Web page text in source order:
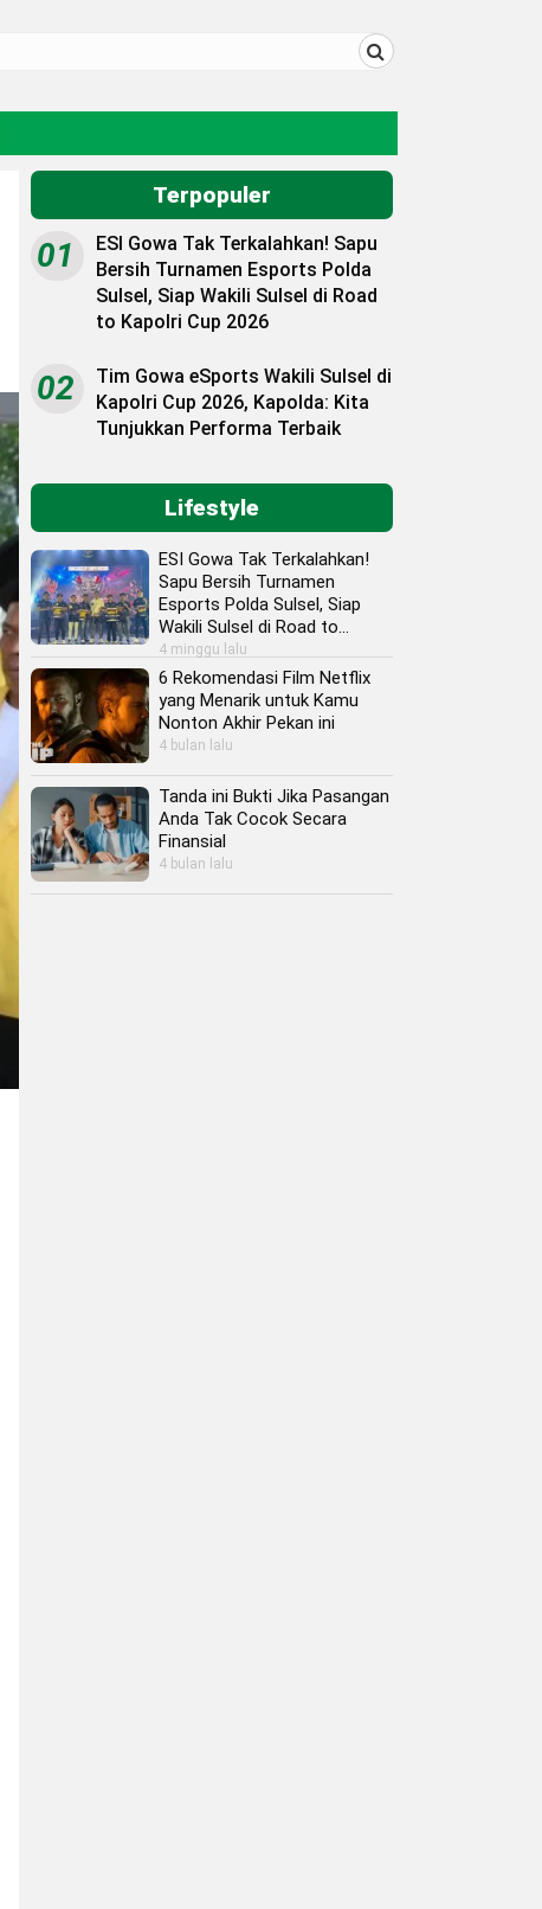
Terpopuler
01
ESI Gowa Tak Terkalahkan! Sapu
Bersih Turnamen Esports Polda
Sulsel, Siap Wakili Sulsel di Road
to Kapolri Cup 2026
02
Tim Gowa eSports Wakili Sulsel di
Kapolri Cup 2026, Kapolda: Kita
Tunjukkan Performa Terbaik
Lifestyle
ESI Gowa Tak Terkalahkan!
Sapu Bersih Turnamen
Esports Polda Sulsel, Siap
Wakili Sulsel di Road to
Kapolri Cup 2026
4 minggu lalu
6 Rekomendasi Film Netflix
yang Menarik untuk Kamu
Nonton Akhir Pekan ini
4 bulan lalu
Tanda ini Bukti Jika Pasangan
Anda Tak Cocok Secara
Finansial
4 bulan lalu